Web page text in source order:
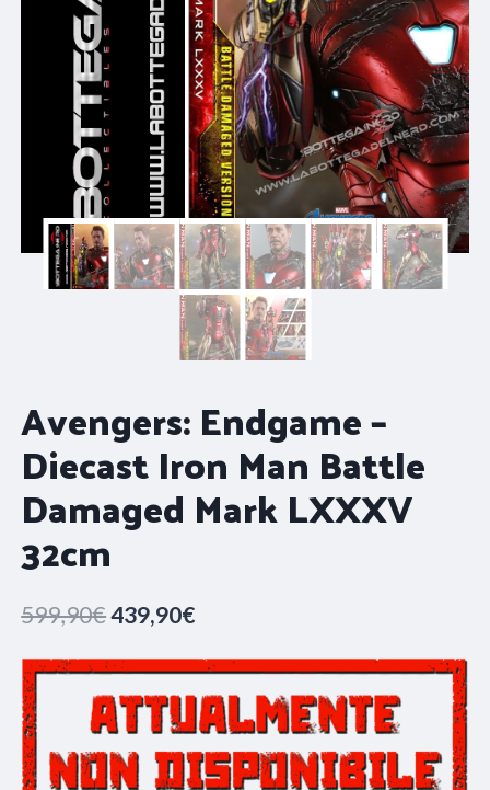
Avengers: Endgame –
Diecast Iron Man Battle
Damaged Mark LXXXV
32cm
599,90€Il
prezzo
originale
era:
599,90€.
439,90€Il
prezzo
attuale
è:
439,90€.